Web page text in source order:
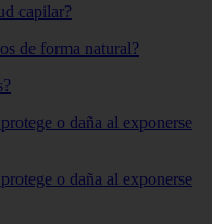
capilar?
de forma natural?
o daña al exponerse
o daña al exponerse